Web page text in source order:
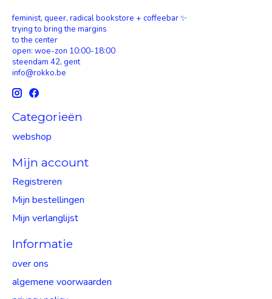
feminist, queer, radical bookstore + coffeebar ✨
trying to bring the margins
to the center
open: woe-zon 10:00-18:00
steendam 42, gent
info@rokko.be
Categorieën
webshop
Mijn account
Registreren
Mijn bestellingen
Mijn verlanglijst
Informatie
over ons
algemene voorwaarden